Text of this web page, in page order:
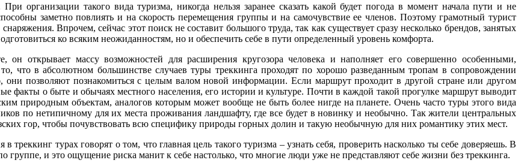
организации такого вида туризма, никогда нельзя заранее сказать какой будет погода в момент начала пути и не
заметно повлиять и на скорость перемещения группы и на самочувствие ее членов. Поэтому грамотный турист
Впрочем, сейчас этот поиск не составит большого труда, так как существует сразу несколько брендов, занятых
ко всяким неожиданностям, но и обеспечить себе в пути определенный уровень комфорта.
открывает массу возможностей для расширения кругозора человека и наполняет его совершенно особенными,
что в абсолютном большинстве случаев туры треккинга проходят по хорошо разведанным тропам в сопровождении
они позволяют познакомиться с целым валом новой информации. Если маршрут проходит в другой стране или другом
факты о быте и обычаях местного населения, его истории и культуре. Почти в каждой такой прогулке маршрут выводит
природным объектам, аналогов которым может вообще не быть более нигде на планете. Очень часто туры этого вида
по нетипичному для их места проживания ландшафту, где все будет в новинку и необычно. Так жители центральных
гор, чтобы почувствовать всю специфику природы горных долин и такую необычную для них романтику этих мест.
турах говорят о том, что главная цель такого туризма – узнать себя, проверить насколько ты себе доверяешь. В
и это ощущение риска манит к себе настолько, что многие люди уже не представляют себе жизни без треккинга.